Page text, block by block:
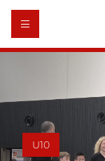
U10